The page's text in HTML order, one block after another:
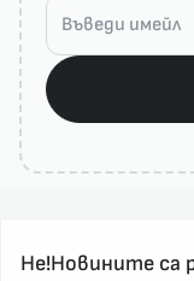
Не!Новините са